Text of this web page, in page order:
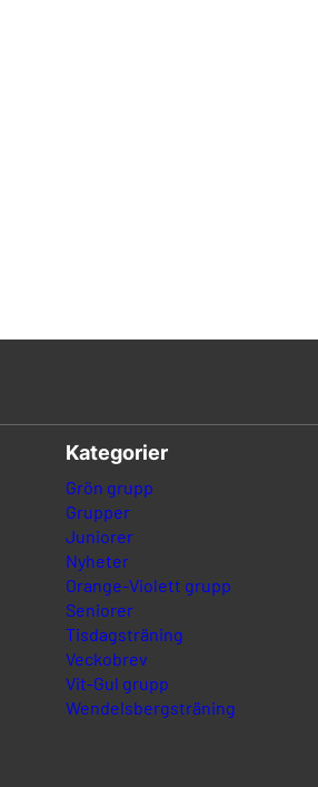
Kategorier
Grön grupp
Grupper
Juniorer
Nyheter
Orange-Violett grupp
Seniorer
Tisdagsträning
Veckobrev
Vit-Gul grupp
Wendelsbergsträning